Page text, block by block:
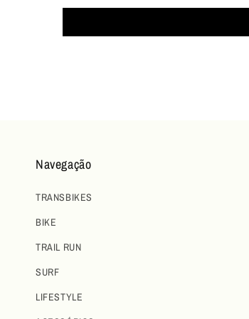
Navegação
TRANSBIKES
BIKE
TRAIL RUN
SURF
LIFESTYLE